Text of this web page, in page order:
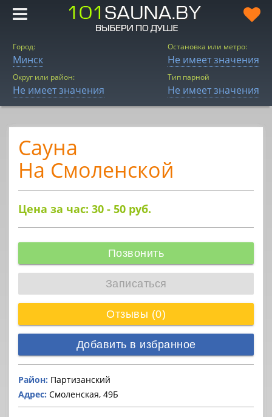
Город:
Минск
Округ или район:
Не имеет значения
Остановка или метро:
Не имеет значения
Тип парной
Не имеет значения
Сауна
На Смоленской
Цена за час: 30 - 50 руб.
Позвонить
Записаться
Отзывы (0)
Добавить в избранное
Район: Партизанский
Адрес: Смоленская, 49Б